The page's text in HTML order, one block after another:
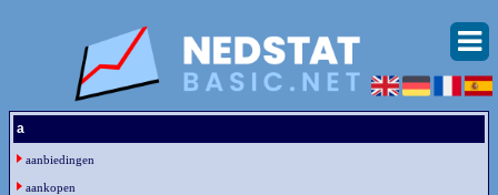
a
aanbiedingen
aankopen